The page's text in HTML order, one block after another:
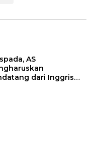
AS
dari Inggris